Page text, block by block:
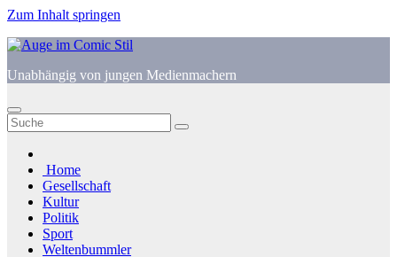
Zum Inhalt springen
Unabhängig von jungen Medienmachern
Home
Gesellschaft
Kultur
Politik
Sport
Weltenbummler